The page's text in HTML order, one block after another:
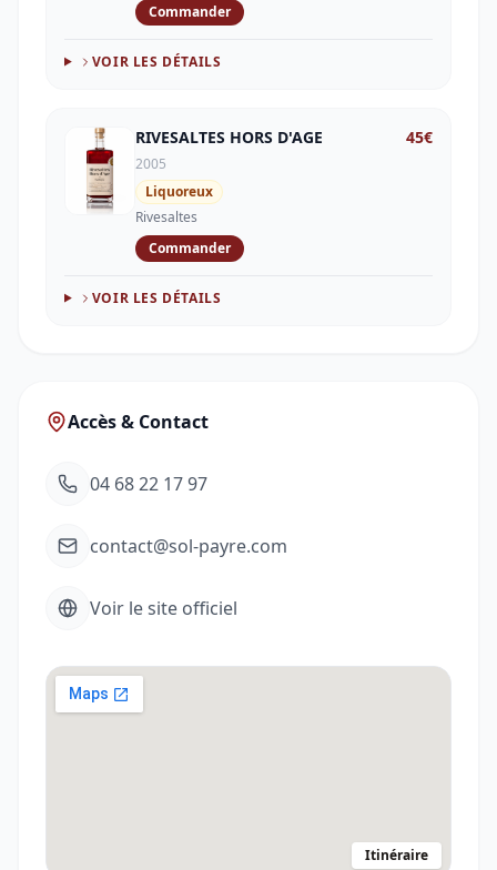
Commander
VOIR LES DÉTAILS
RIVESALTES HORS D'AGE
2005
45€
Liquoreux
Rivesaltes
Commander
VOIR LES DÉTAILS
Accès & Contact
04 68 22 17 97
contact@sol-payre.com
Voir le site officiel
Itinéraire